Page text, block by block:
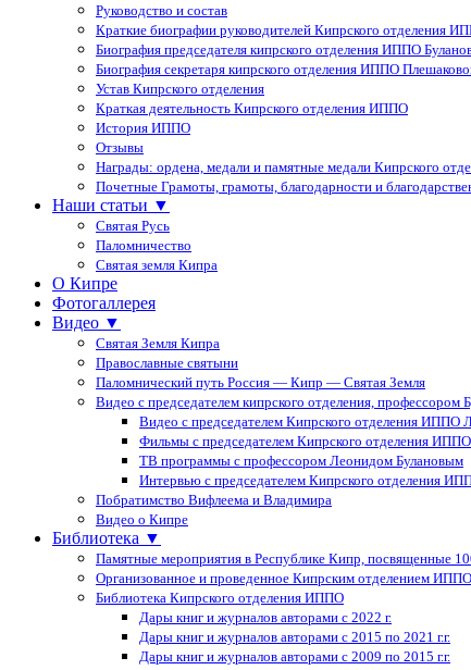
Руководство и состав
Краткие биографии руководителей Кипрского отделения
Биография председателя кипрского отделения ИППО
Биография секретаря кипрского отделения ИППО
Устав Кипрского отделения
Краткая деятельность Кипрского отделения ИППО
История ИППО
Отзывы
Награды: ордена, медали и памятные медали Кипрского
Почетные Грамоты, грамоты, благодарности и
Наши статьи ▼
Святая Русь
Паломничество
Святая земля Кипра
О Кипре
Фотогаллерея
Видео ▼
Святая Земля Кипра
Православные святыни
Паломнический путь Россия — Кипр — Святая Земля
Видео с председателем кипрского отделения,
Видео с председателем Кипрского отделения ИППО
Фильмы с председателем Кипрского отделения
ТВ программы с профессором Леонидом Булановым
Интервью с председателем Кипрского отделения
Побратимство Вифлеема и Владимира
Видео о Кипре
Библиотека ▼
Памятные мероприятия в Республике Кипр, посвященные
Организованное и проведенное Кипрским отделением
Библиотека Кипрского отделения ИППО
Дары книг и журналов авторами с 2022 г.
Дары книг и журналов авторами с 2015 по 2021 г.г.
Дары книг и журналов авторами с 2009 по 2015 г.г.